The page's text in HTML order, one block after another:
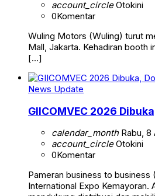
account_circleOtokini
0Komentar
Wuling Motors (Wuling) turut
Mall, Jakarta. Kehadiran booth
[…]
News Update
GIICOMVEC 2026
calendar_monthRabu, 8
account_circleOtokini
0Komentar
Pameran business to business
International Expo